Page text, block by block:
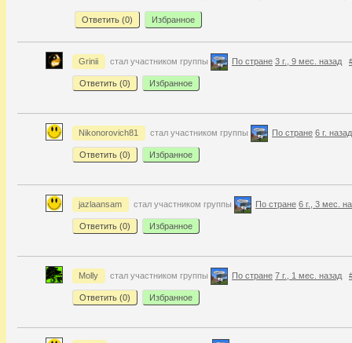
Ответить (0) Избранное
Grinii стал участником группы По стране 3 г., 9 мес. назад
Ответить (0) Избранное
Nikonorovich81 стал участником группы По стране 6 г. назад
Ответить (0) Избранное
jazlaansam стал участником группы По стране 6 г., 3 мес.
Ответить (0) Избранное
Molly стал участником группы По стране 7 г., 1 мес. назад
Ответить (0) Избранное